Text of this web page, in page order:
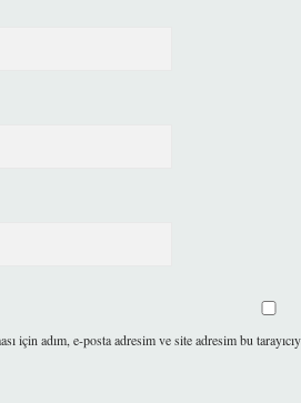
için adım, e-posta adresim ve site adresim bu